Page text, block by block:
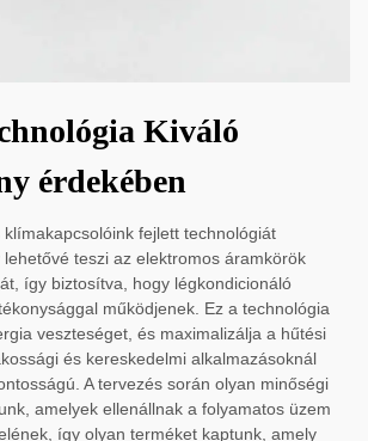
Kiváló
érdekében
klímakapcsolóink fejlett technológiát
teszi az elektromos áramkörök
így biztosítva, hogy légkondicionáló
működjenek. Ez a technológia
veszteséget, és maximalizálja a hűtési
és kereskedelmi alkalmazásoknál
A tervezés során olyan minőségi
amelyek ellenállnak a folyamatos üzem
így olyan terméket kaptunk, amely